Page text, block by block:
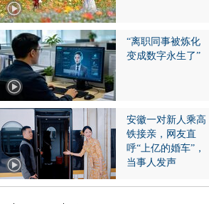
“离职同事被炼化
变成数字永生了”
安徽一对新人乘高
铁接亲，网友直
呼“上亿的婚车”，
当事人发声